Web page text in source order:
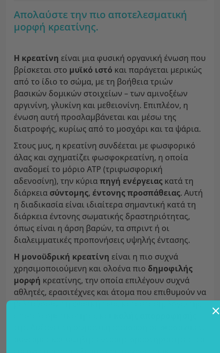
Απολαύστε την πιο αποτελεσματική
μορφή κρεατίνης.
Η κρεατίνη είναι μια φυσική οργανική ένωση που
βρίσκεται στο μυϊκό ιστό και παράγεται μερικώς
από το ίδιο το σώμα, με τη βοήθεια τριών
βασικών δομικών στοιχείων – των αμινοξέων
αργινίνη, γλυκίνη και μεθειονίνη. Επιπλέον, η
ένωση αυτή προσλαμβάνεται και μέσω της
διατροφής, κυρίως από το μοσχάρι και τα ψάρια.
Στους μυς, η κρεατίνη συνδέεται με φωσφορικό
άλας και σχηματίζει φωσφοκρεατίνη, η οποία
αναδομεί το μόριο ATP (τριφωσφορική
αδενοσίνη), την κύριαπηγή ενέργειας κατά τη
διάρκεια σύντομης, έντονης προσπάθειας. Αυτή
η διαδικασία είναι ιδιαίτερα σημαντική κατά τη
διάρκεια έντονης σωματικής δραστηριότητας,
όπως είναι η άρση βαρών, τα σπριντ ή οι
διαλειμματικές προπονήσεις υψηλής έντασης.
Η μονοϋδρική κρεατίνη είναι η πιο συχνά
χρησιμοποιούμενη και ολοένα πιο δημοφιλής
μορφή κρεατίνης, την οποία επιλέγουν συχνά
αθλητές, ερασιτέχνες και άτομα που επιθυμούν να
βελτιώσουν τη φυσική τους κατάσταση, λόγω της